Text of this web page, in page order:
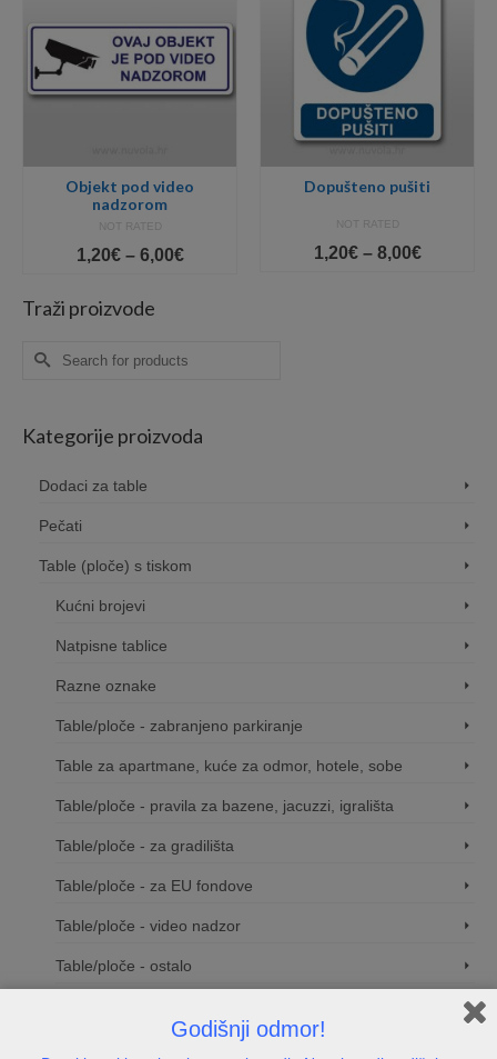
Objekt pod video
nadzorom
NOT RATED
1,20€ – 6,00€Price
Dopušteno pušiti
NOT RATED
1,20€ – 8,00€Price
Traži proizvode
Search
Kategorije proizvoda
Dodaci za table
Pečati
Table (ploče) s tiskom
Kućni brojevi
Natpisne tablice
Razne oznake
Table/ploče - zabranjeno parkiranje
Table za apartmane, kuće za odmor, hotele, sobe
Table/ploče - pravila za bazene, jacuzzi, igrališta
Table/ploče - za gradilišta
Table/ploče - za EU fondove
Table/ploče - video nadzor
Table/ploče - ostalo
Godišnji odmor!